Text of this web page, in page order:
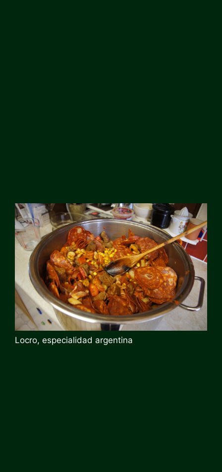
Locro, especialidad argentina